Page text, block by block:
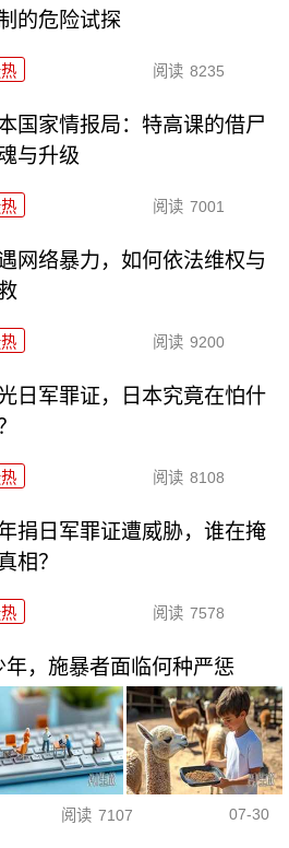
的危险试探
阅读 8235
国家情报局：特高课的借尸
与升级
阅读 7001
网络暴力，如何依法维权与
阅读 9200
日军罪证，日本究竟在怕什
阅读 8108
捐日军罪证遭威胁，谁在掩
相？
阅读 7578
年，施暴者面临何种严惩
阅读 7107 07-30